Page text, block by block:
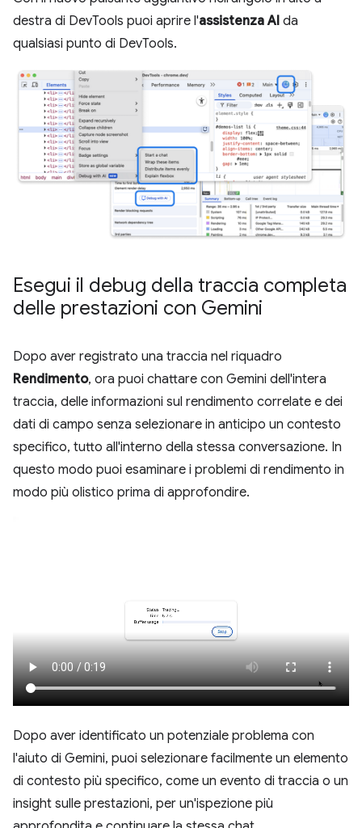
destra di DevTools puoi aprire l'assistenza AI da
qualsiasi punto di DevTools.
Esegui il debug della traccia completa
delle prestazioni con Gemini
Dopo aver registrato una traccia nel riquadro
Rendimento, ora puoi chattare con Gemini dell'intera
traccia, delle informazioni sul rendimento correlate e dei
dati di campo senza selezionare in anticipo un contesto
specifico, tutto all'interno della stessa conversazione. In
questo modo puoi esaminare i problemi di rendimento in
modo più olistico prima di approfondire.
Dopo aver identificato un potenziale problema con
l'aiuto di Gemini, puoi selezionare facilmente un elemento
di contesto più specifico, come un evento di traccia o un
insight sulle prestazioni, per un'ispezione più